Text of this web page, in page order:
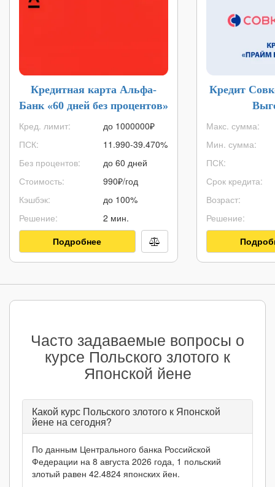
Кредитная карта Альфа-
Банк «60 дней без процентов»
Кред. лимит:
ПСК:
Без процентов:
Стоимость:
Кэшбэк:
Решение:
до 1000000₽
11.990-39.470%
до 60 дней
990₽/год
до 100%
2 мин.
Подробнее
Кредит
Макс. сумма:
Мин. сумма:
ПСК:
Срок кредита:
Возраст:
Решение:
Часто задаваемые вопросы о
курсе Польского злотого к
Японской йене
Какой курс Польского злотого к Японской
йене на сегодня?
По данным Центрального банка Российской
Федерации на 8 августа 2026 года, 1 польский
злотый равен 42.4824 японских йен.